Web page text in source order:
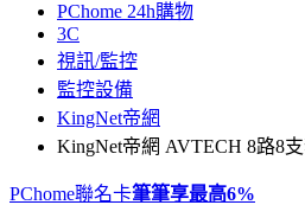
PChome 24h購物
3C
視訊/監控
監控設備
KingNet帝網
KingNet帝網 AVTECH 8路8
PChome聯名卡筆筆享最高6%